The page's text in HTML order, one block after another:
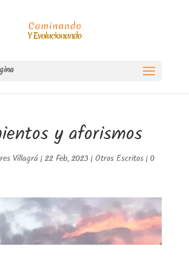
y aforismos
Villagrá | 22 Feb, 2023 | Otros Escritos| 0